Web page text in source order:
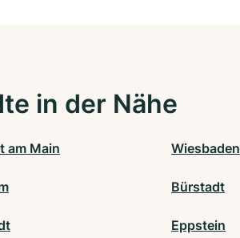
in der Nähe
am Main Wiesbaden
Bürstadt
Eppstein